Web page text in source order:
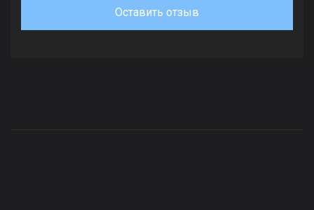
Оставить отзыв